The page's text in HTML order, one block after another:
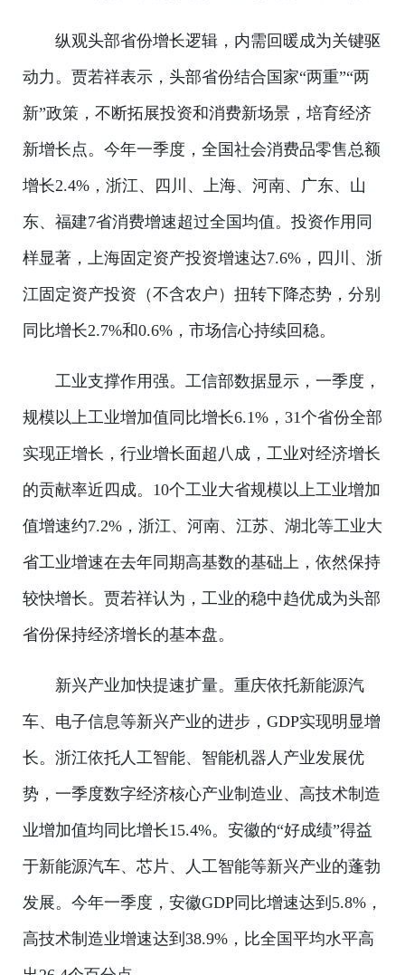
纵观头部省份增长逻辑，内需回暖成为关键驱
动力。贾若祥表示，头部省份结合国家“两重”“两
新”政策，不断拓展投资和消费新场景，培育经济
新增长点。今年一季度，全国社会消费品零售总额
增长2.4%，浙江、四川、上海、河南、广东、山
东、福建7省消费增速超过全国均值。投资作用同
样显著，上海固定资产投资增速达7.6%，四川、浙
江固定资产投资（不含农户）扭转下降态势，分别
同比增长2.7%和0.6%，市场信心持续回稳。
工业支撑作用强。工信部数据显示，一季度，
规模以上工业增加值同比增长6.1%，31个省份全部
实现正增长，行业增长面超八成，工业对经济增长
的贡献率近四成。10个工业大省规模以上工业增加
值增速约7.2%，浙江、河南、江苏、湖北等工业大
省工业增速在去年同期高基数的基础上，依然保持
较快增长。贾若祥认为，工业的稳中趋优成为头部
省份保持经济增长的基本盘。
新兴产业加快提速扩量。重庆依托新能源汽
车、电子信息等新兴产业的进步，GDP实现明显增
长。浙江依托人工智能、智能机器人产业发展优
势，一季度数字经济核心产业制造业、高技术制造
业增加值均同比增长15.4%。安徽的“好成绩”得益
于新能源汽车、芯片、人工智能等新兴产业的蓬勃
发展。今年一季度，安徽GDP同比增速达到5.8%，
高技术制造业增速达到38.9%，比全国平均水平高